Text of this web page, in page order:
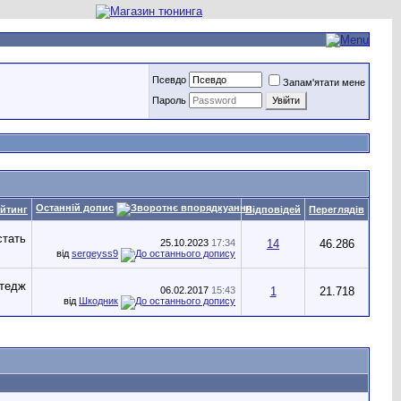
Псевдо
Запам'ятати мене
Пароль
Останній допис Відповідей Переглядів
25.10.2023 17:34
від sergeyss9
14 46.286
06.02.2017 15:43
від Шкодник
1 21.718